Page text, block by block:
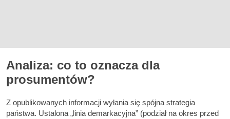
Analiza: co to oznacza dla
prosumentów?
Z opublikowanych informacji wyłania się spójna strategia
państwa. Ustalona „linia demarkacyjna” (podział na okres przed